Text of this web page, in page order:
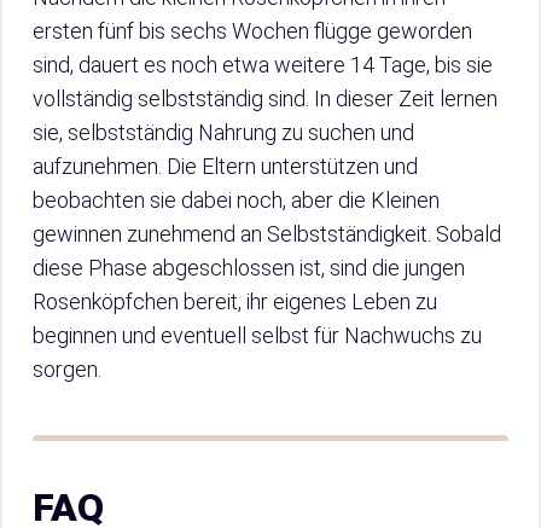
ersten fünf bis sechs Wochen flügge geworden
sind, dauert es noch etwa weitere 14 Tage, bis sie
vollständig selbstständig sind. In dieser Zeit lernen
sie, selbstständig Nahrung zu suchen und
aufzunehmen. Die Eltern unterstützen und
beobachten sie dabei noch, aber die Kleinen
gewinnen zunehmend an Selbstständigkeit. Sobald
diese Phase abgeschlossen ist, sind die jungen
Rosenköpfchen bereit, ihr eigenes Leben zu
beginnen und eventuell selbst für Nachwuchs zu
sorgen.
FAQ